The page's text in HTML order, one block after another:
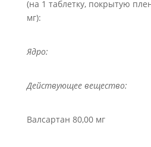
(на 1 таблетку, покрытую
мг):
Ядро:
Действующее вещество:
Валсартан 80,00 мг